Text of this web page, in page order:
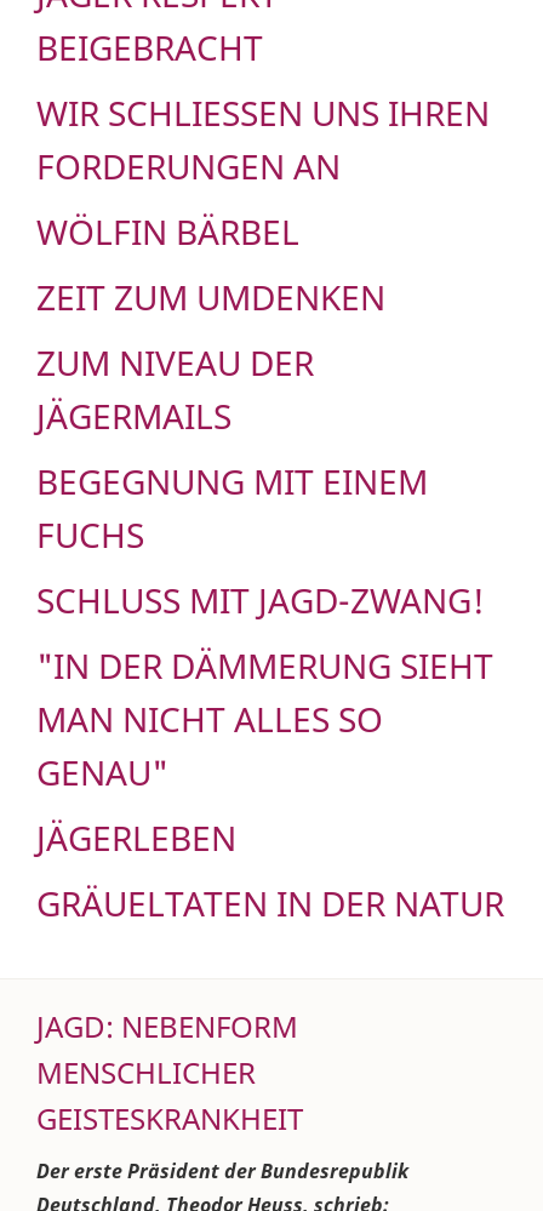
BEIGEBRACHT
WIR SCHLIESSEN UNS IHREN F
ORDERUNGEN AN
WÖLFIN BÄRBEL
ZEIT ZUM UMDENKEN
ZUM NIVEAU DER
JÄGERMAILS
BEGEGNUNG MIT EINEM
FUCHS
SCHLUSS MIT JAGD-ZWANG!
"IN DER DÄMMERUNG SIEHT
MAN NICHT ALLES SO
GENAU"
JÄGERLEBEN
GRÄUELTATEN IN DER NATUR
JAGD: NEBENFORM
MENSCHLICHER
GEISTESKRANKHEIT
Der erste Präsident der Bundesrepublik
Deutschland, Theodor Heuss, schrieb: